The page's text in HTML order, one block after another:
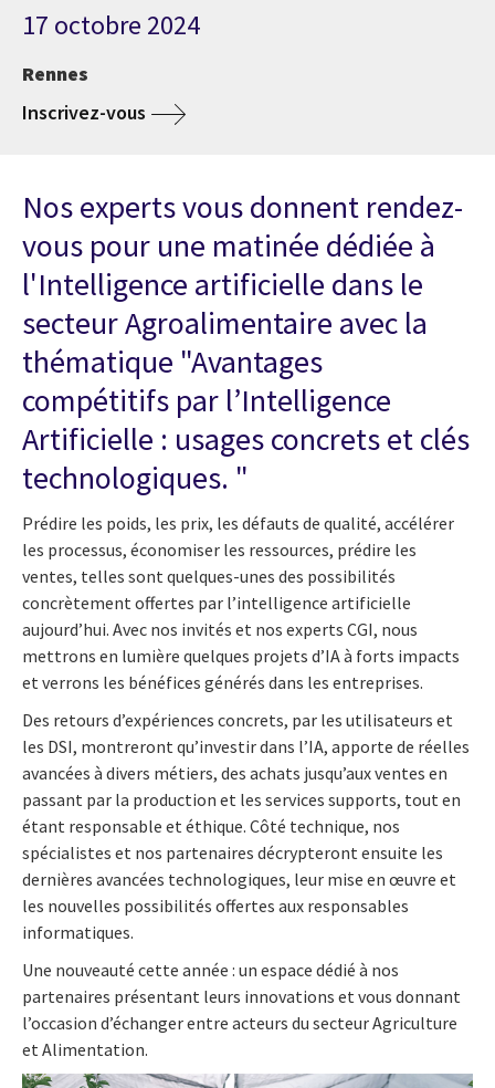
17 octobre 2024
Rennes
Inscrivez-vous
Nos experts vous donnent rendez-
vous pour une matinée dédiée à
l'Intelligence artificielle dans le
secteur Agroalimentaire avec la
thématique "Avantages
compétitifs par l’Intelligence
Artificielle : usages concrets et clés
technologiques. "
Prédire les poids, les prix, les défauts de qualité, accélérer
les processus, économiser les ressources, prédire les
ventes, telles sont quelques-unes des possibilités
concrètement offertes par l’intelligence artificielle
aujourd’hui. Avec nos invités et nos experts CGI, nous
mettrons en lumière quelques projets d’IA à forts impacts
et verrons les bénéfices générés dans les entreprises.
Des retours d’expériences concrets, par les utilisateurs et
les DSI, montreront qu’investir dans l’IA, apporte de réelles
avancées à divers métiers, des achats jusqu’aux ventes en
passant par la production et les services supports, tout en
étant responsable et éthique. Côté technique, nos
spécialistes et nos partenaires décrypteront ensuite les
dernières avancées technologiques, leur mise en œuvre et
les nouvelles possibilités offertes aux responsables
informatiques.
Une nouveauté cette année : un espace dédié à nos
partenaires présentant leurs innovations et vous donnant
l’occasion d’échanger entre acteurs du secteur Agriculture
et Alimentation.